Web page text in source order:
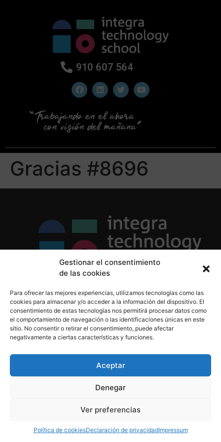
Gestionar el consentimiento
de las cookies
Para ofrecer las mejores experiencias, utilizamos tecnologías como las
cookies para almacenar y/o acceder a la información del dispositivo. El
consentimiento de estas tecnologías nos permitirá procesar datos como
el comportamiento de navegación o las identificaciones únicas en este
sitio. No consentir o retirar el consentimiento, puede afectar
negativamente a ciertas características y funciones.
Aceptar
Denegar
Ver preferencias
Política de cookiesDeclaración de privacidadImpressum
910 607 564
Gracias #8696
Política de Cookies
Aviso Legal
910 607 564
derechos reservados